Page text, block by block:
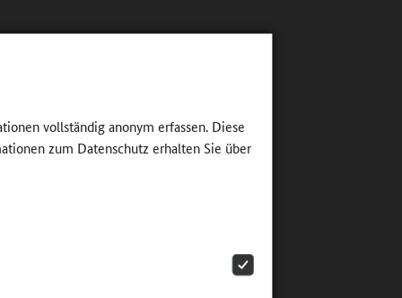
vollständig anonym erfassen. Diese
zum Datenschutz erhalten Sie über